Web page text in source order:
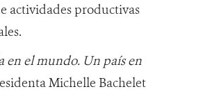
actividades productivas
en el mundo. Un país en
Michelle Bachelet